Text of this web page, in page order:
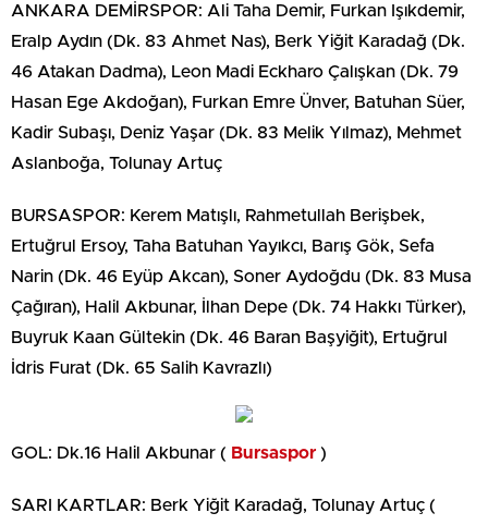
ANKARA DEMİRSPOR: Ali Taha Demir, Furkan Işıkdemir,
Eralp Aydın (Dk. 83 Ahmet Nas), Berk Yiğit Karadağ (Dk.
46 Atakan Dadma), Leon Madi Eckharo Çalışkan (Dk. 79
Hasan Ege Akdoğan), Furkan Emre Ünver, Batuhan Süer,
Kadir Subaşı, Deniz Yaşar (Dk. 83 Melik Yılmaz), Mehmet
Aslanboğa, Tolunay Artuç
BURSASPOR: Kerem Matışlı, Rahmetullah Berişbek,
Ertuğrul Ersoy, Taha Batuhan Yayıkcı, Barış Gök, Sefa
Narin (Dk. 46 Eyüp Akcan), Soner Aydoğdu (Dk. 83 Musa
Çağıran), Halil Akbunar, İlhan Depe (Dk. 74 Hakkı Türker),
Buyruk Kaan Gültekin (Dk. 46 Baran Başyiğit), Ertuğrul
İdris Furat (Dk. 65 Salih Kavrazlı)
GOL: Dk.16 Halil Akbunar ( Bursaspor )
SARI KARTLAR: Berk Yiğit Karadağ, Tolunay Artuç (